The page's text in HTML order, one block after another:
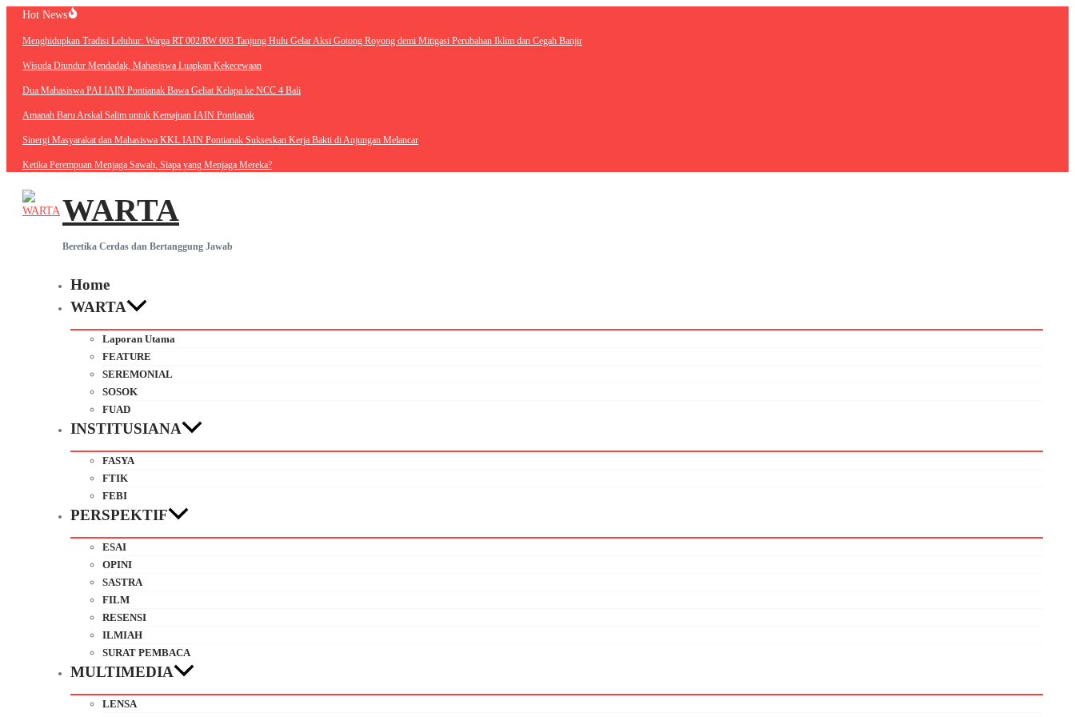
Lewati
konten
Hot News
Menghidupkan Tradisi Leluhur: Warga RT 002/RW 003 Tanjung Hulu Gelar Aksi Gotong Royong demi Mitigasi Perubahan Iklim dan Cegah Banjir
Wisuda Diundur Mendadak, Mahasiswa Luapkan Kekecewaan
Dua Mahasiswa PAI IAIN Pontianak Bawa Geliat Kelapa ke NCC 4 Bali
Amanah Baru Arskal Salim untuk Kemajuan IAIN Pontianak
Sinergi Masyarakat dan Mahasiswa KKL IAIN Pontianak Sukseskan Kerja Bakti di Anjungan Melancar
Ketika Perempuan Menjaga Sawah, Siapa yang Menjaga Mereka?
WARTA
Beretika Cerdas dan Bertanggung Jawab
Home
WARTA
Laporan Utama
FEATURE
SEREMONIAL
SOSOK
FUAD
INSTITUSIANA
FASYA
FTIK
FEBI
PERSPEKTIF
ESAI
OPINI
SASTRA
FILM
RESENSI
ILMIAH
SURAT PEMBACA
MULTIMEDIA
LENSA